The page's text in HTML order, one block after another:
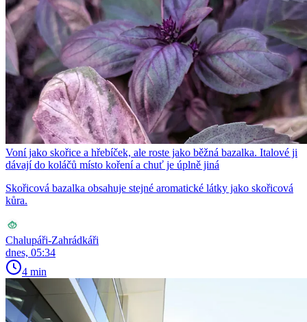
Voní jako skořice a hřebíček, ale roste jako běžná bazalka. Italové ji
dávají do koláčů místo koření a chuť je úplně jiná
Skořicová bazalka obsahuje stejné aromatické látky jako skořicová
kůra.
Chalupáři-Zahrádkáři
dnes, 05:34
4 min